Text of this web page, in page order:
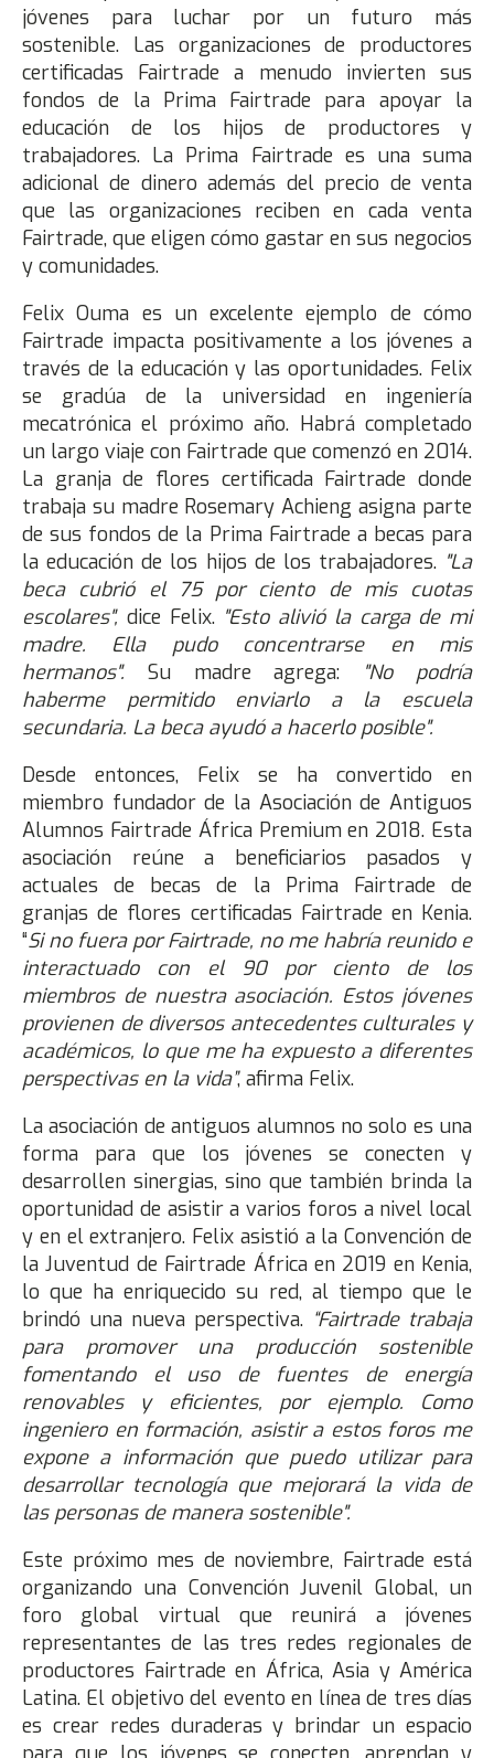
jóvenes para luchar por un futuro más
sostenible. Las organizaciones de productores
certificadas Fairtrade a menudo invierten sus
fondos de la Prima Fairtrade para apoyar la
educación de los hijos de productores y
trabajadores. La Prima Fairtrade es una suma
adicional de dinero además del precio de venta
que las organizaciones reciben en cada venta
Fairtrade, que eligen cómo gastar en sus negocios
y comunidades.
Felix Ouma es un excelente ejemplo de cómo
Fairtrade impacta positivamente a los jóvenes a
través de la educación y las oportunidades. Felix
se gradúa de la universidad en ingeniería
mecatrónica el próximo año. Habrá completado
un largo viaje con Fairtrade que comenzó en 2014.
La granja de flores certificada Fairtrade donde
trabaja su madre Rosemary Achieng asigna parte
de sus fondos de la Prima Fairtrade a becas para
la educación de los hijos de los trabajadores."La
beca cubrió el 75 por ciento de mis cuotas
escolares", dice Felix. "Esto alivió la carga de mi
madre. Ella pudo concentrarse en mis
hermanos". Su madre agrega: "No podría
haberme permitido enviarlo a la escuela
secundaria. La beca ayudó a hacerlo posible".
Desde entonces, Felix se ha convertido en
miembro fundador de la Asociación de Antiguos
Alumnos Fairtrade África Premium en 2018. Esta
asociación reúne a beneficiarios pasados ​​y
actuales de becas de la Prima Fairtrade de
granjas de flores certificadas Fairtrade en Kenia.
“Si no fuera por Fairtrade, no me habría reunido e
interactuado con el 90 por ciento de los
miembros de nuestra asociación. Estos jóvenes
provienen de diversos antecedentes culturales y
académicos, lo que me ha expuesto a diferentes
perspectivas en la vida”, afirma Felix.
La asociación de antiguos alumnos no solo es una
forma para que los jóvenes se conecten y
desarrollen sinergias, sino que también brinda la
oportunidad de asistir a varios foros a nivel local
y en el extranjero. Felix asistió a la Convención de
la Juventud de Fairtrade África en 2019 en Kenia,
lo que ha enriquecido su red, al tiempo que le
brindó una nueva perspectiva. “Fairtrade trabaja
para promover una producción sostenible
fomentando el uso de fuentes de energía
renovables y eficientes, por ejemplo. Como
ingeniero en formación, asistir a estos foros me
expone a información que puedo utilizar para
desarrollar tecnología que mejorará la vida de
las personas de manera sostenible".
Este próximo mes de noviembre, Fairtrade está
organizando una Convención Juvenil Global, un
foro global virtual que reunirá a jóvenes
representantes de las tres redes regionales de
productores Fairtrade en África, Asia y América
Latina. El objetivo del evento en línea de tres días
es crear redes duraderas y brindar un espacio